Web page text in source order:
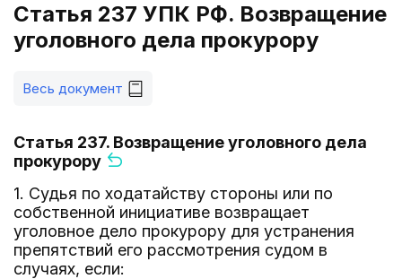
Статья 237 УПК РФ. Возвращение
уголовного дела прокурору
Весь документ
Статья 237. Возвращение уголовного дела
прокурору
1. Судья по ходатайству стороны или по
собственной инициативе возвращает
уголовное дело прокурору для устранения
препятствий его рассмотрения судом в
случаях, если: